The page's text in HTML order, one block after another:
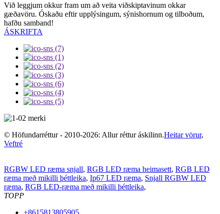
Við leggjum okkur fram um að veita viðskiptavinum okkar
gæðavöru. Óskaðu eftir upplýsingum, sýnishornum og tilboðum,
hafðu samband!
ÁSKRIFTA
© Höfundarréttur - 2010-2026: Allur réttur áskilinn.Heitar vörur,
Veftré
RGBW LED ræma snjall, RGB LED ræma heimasett, RGB LED
ræma með mikilli þéttleika, Ip67 LED ræma, Snjall RGBW LED
ræma, RGB LED-ræma með mikilli þéttleika,
TOPP
+8615813805905